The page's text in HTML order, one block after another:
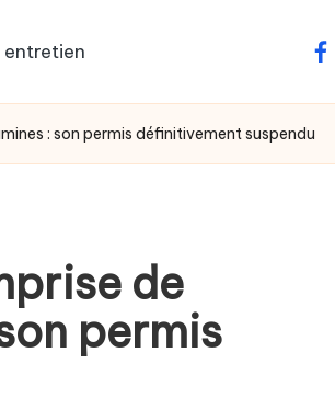
entretien
: son permis définitivement suspendu
de
permis